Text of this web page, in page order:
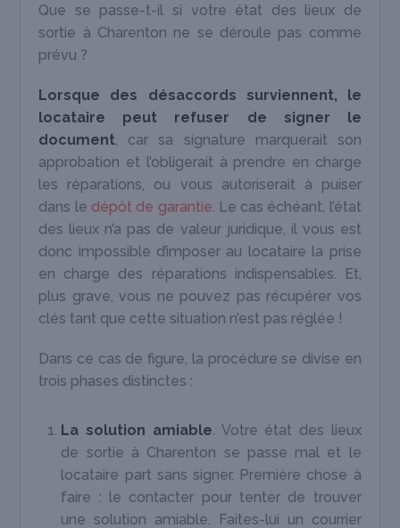
Que se passe-t-il si votre état des lieux de
sortie à Charenton ne se déroule pas comme
prévu ?
Lorsque des désaccords surviennent, le
locataire peut refuser de signer le
document, car sa signature marquerait son
approbation et l’obligerait à prendre en charge
les réparations, ou vous autoriserait à puiser
dans le dépôt de garantie. Le cas échéant, l’état
des lieux n’a pas de valeur juridique, il vous est
donc impossible d’imposer au locataire la prise
en charge des réparations indispensables. Et,
plus grave, vous ne pouvez pas récupérer vos
clés tant que cette situation n’est pas réglée !
Dans ce cas de figure, la procédure se divise en
trois phases distinctes :
La solution amiable. Votre état des lieux
de sortie à Charenton se passe mal et le
locataire part sans signer. Première chose à
faire : le contacter pour tenter de trouver
une solution amiable. Faites-lui un courrier